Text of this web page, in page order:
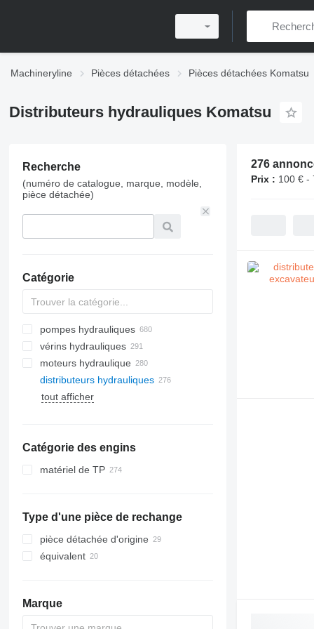
Machineryline Pièces détachées Pièces détachées Komatsu
Distributeurs hydrauliques Komatsu
Recherche
(numéro de catalogue, marque, modèle,
pièce détachée)
Catégorie
pompes hydrauliques
vérins hydrauliques
moteurs hydraulique
distributeurs hydrauliques
tout afficher
Catégorie des engins
matériel de TP
mini-pelles
tractopelles
bulldozers
chargeuses construction
chargeuses sur pneus
Type d'une pièce de rechange
pièce détachée d'origine
équivalent
Marque
276
Prix : 100 € -